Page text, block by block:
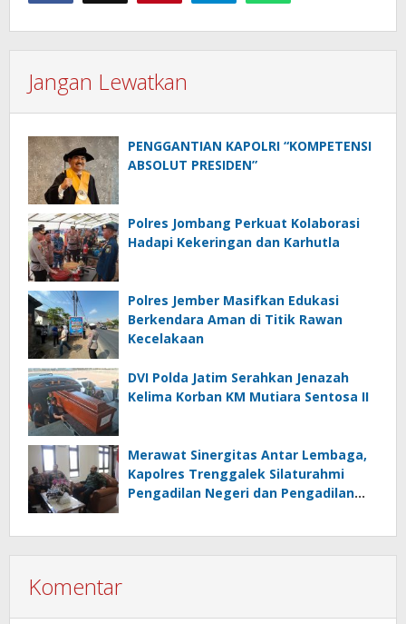
Jangan Lewatkan
PENGGANTIAN KAPOLRI “KOMPETENSI
ABSOLUT PRESIDEN”
Polres Jombang Perkuat Kolaborasi
Hadapi Kekeringan dan Karhutla
Polres Jember Masifkan Edukasi
Berkendara Aman di Titik Rawan
Kecelakaan
DVI Polda Jatim Serahkan Jenazah
Kelima Korban KM Mutiara Sentosa II
Merawat Sinergitas Antar Lembaga,
Kapolres Trenggalek Silaturahmi
Pengadilan Negeri dan Pengadilan
Komentar